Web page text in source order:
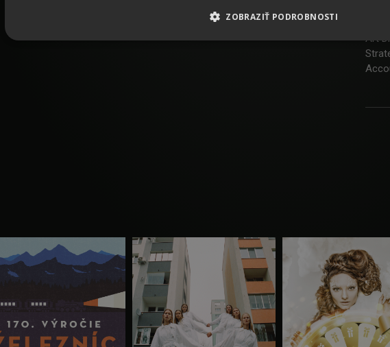
Art
ZOBRAZIŤ PODROBNOSTI